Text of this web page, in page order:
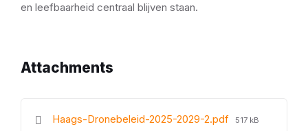
en leefbaarheid centraal blijven staan.
Attachments
Haags-Dronebeleid-2025-2029-2.pdf File
517 kB